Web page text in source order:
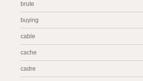
brute
buying
cable
cache
cadre